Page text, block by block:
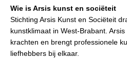
Wie is Arsis kunst en sociëteit
Stichting Arsis Kunst en Sociëteit
kunstklimaat in West-Brabant.
krachten en brengt professionele
liefhebbers bij elkaar.